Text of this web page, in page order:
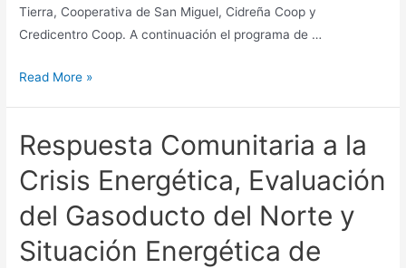
Tierra, Cooperativa de San Miguel, Cidreña Coop y
Credicentro Coop. A continuación el programa de …
VI
Agricultura
Ecológica,
Soberanía
Alimentaria
Políticas
Read More »
Respuesta Comunitaria a la
Crisis Energética, Evaluación
del Gasoducto del Norte y
Situación Energética de